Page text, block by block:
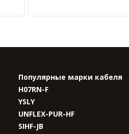
Популярные марки кабеля
H07RN-F
YSLY
UNFLEX-PUR-HF
SIHF-JB